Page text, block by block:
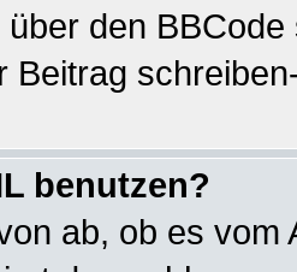
den
Beitrag
benutzen?
ab, ob es